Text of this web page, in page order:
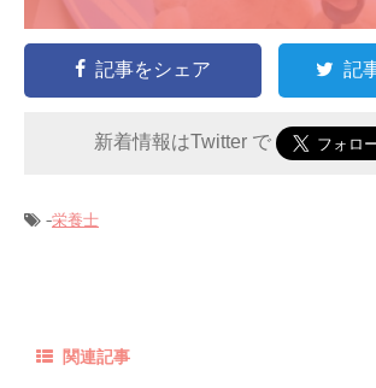
記事をシェア 記
新着情報はTwitter で
-栄養士
関連記事